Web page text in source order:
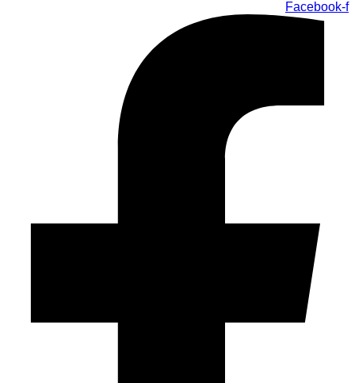
Facebook-f